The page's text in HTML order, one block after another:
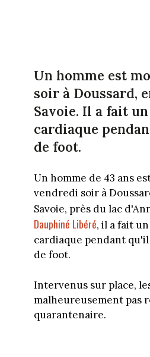
Un homme est
soir à Doussard,
Savoie. Il a fait
cardiaque
de foot.
Un homme de 43 ans
vendredi soir à
Savoie, près du lac
Dauphiné Libéré, il a fait
cardiaque pendant
de foot.
Intervenus sur place,
malheureusement pas
quarantenaire.